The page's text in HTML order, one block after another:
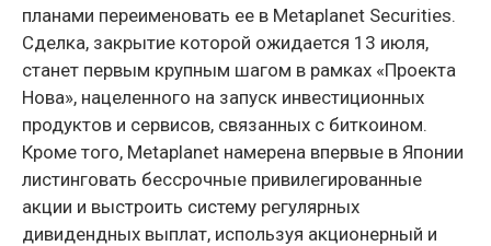
планами переименовать ее в Metaplanet Securities.
Сделка, закрытие которой ожидается 13 июля,
станет первым крупным шагом в рамках «Проекта
Нова», нацеленного на запуск инвестиционных
продуктов и сервисов, связанных с биткоином.
Кроме того, Metaplanet намерена впервые в Японии
листинговать бессрочные привилегированные
акции и выстроить систему регулярных
дивидендных выплат, используя акционерный и